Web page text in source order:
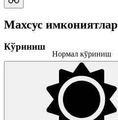
Махсус имкониятлар
Кўриниш
Нормал кўриниш